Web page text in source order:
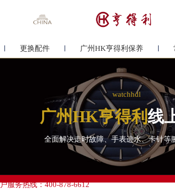
更换配件 广州HK亨得利保养
watchhdl
广州HK亨得利线
全面解决走时故障、手表进水、卡针等
服务热线：400-878-6612